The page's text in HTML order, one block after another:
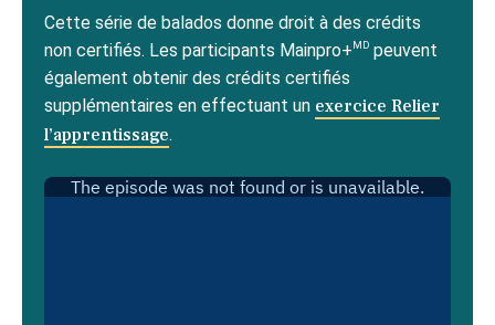
Cette série de balados donne droit à des crédits
non certifiés. Les participants Mainpro+ MD peuvent
également obtenir des crédits certifiés
supplémentaires en effectuant un exercice Relier
l’apprentissage.